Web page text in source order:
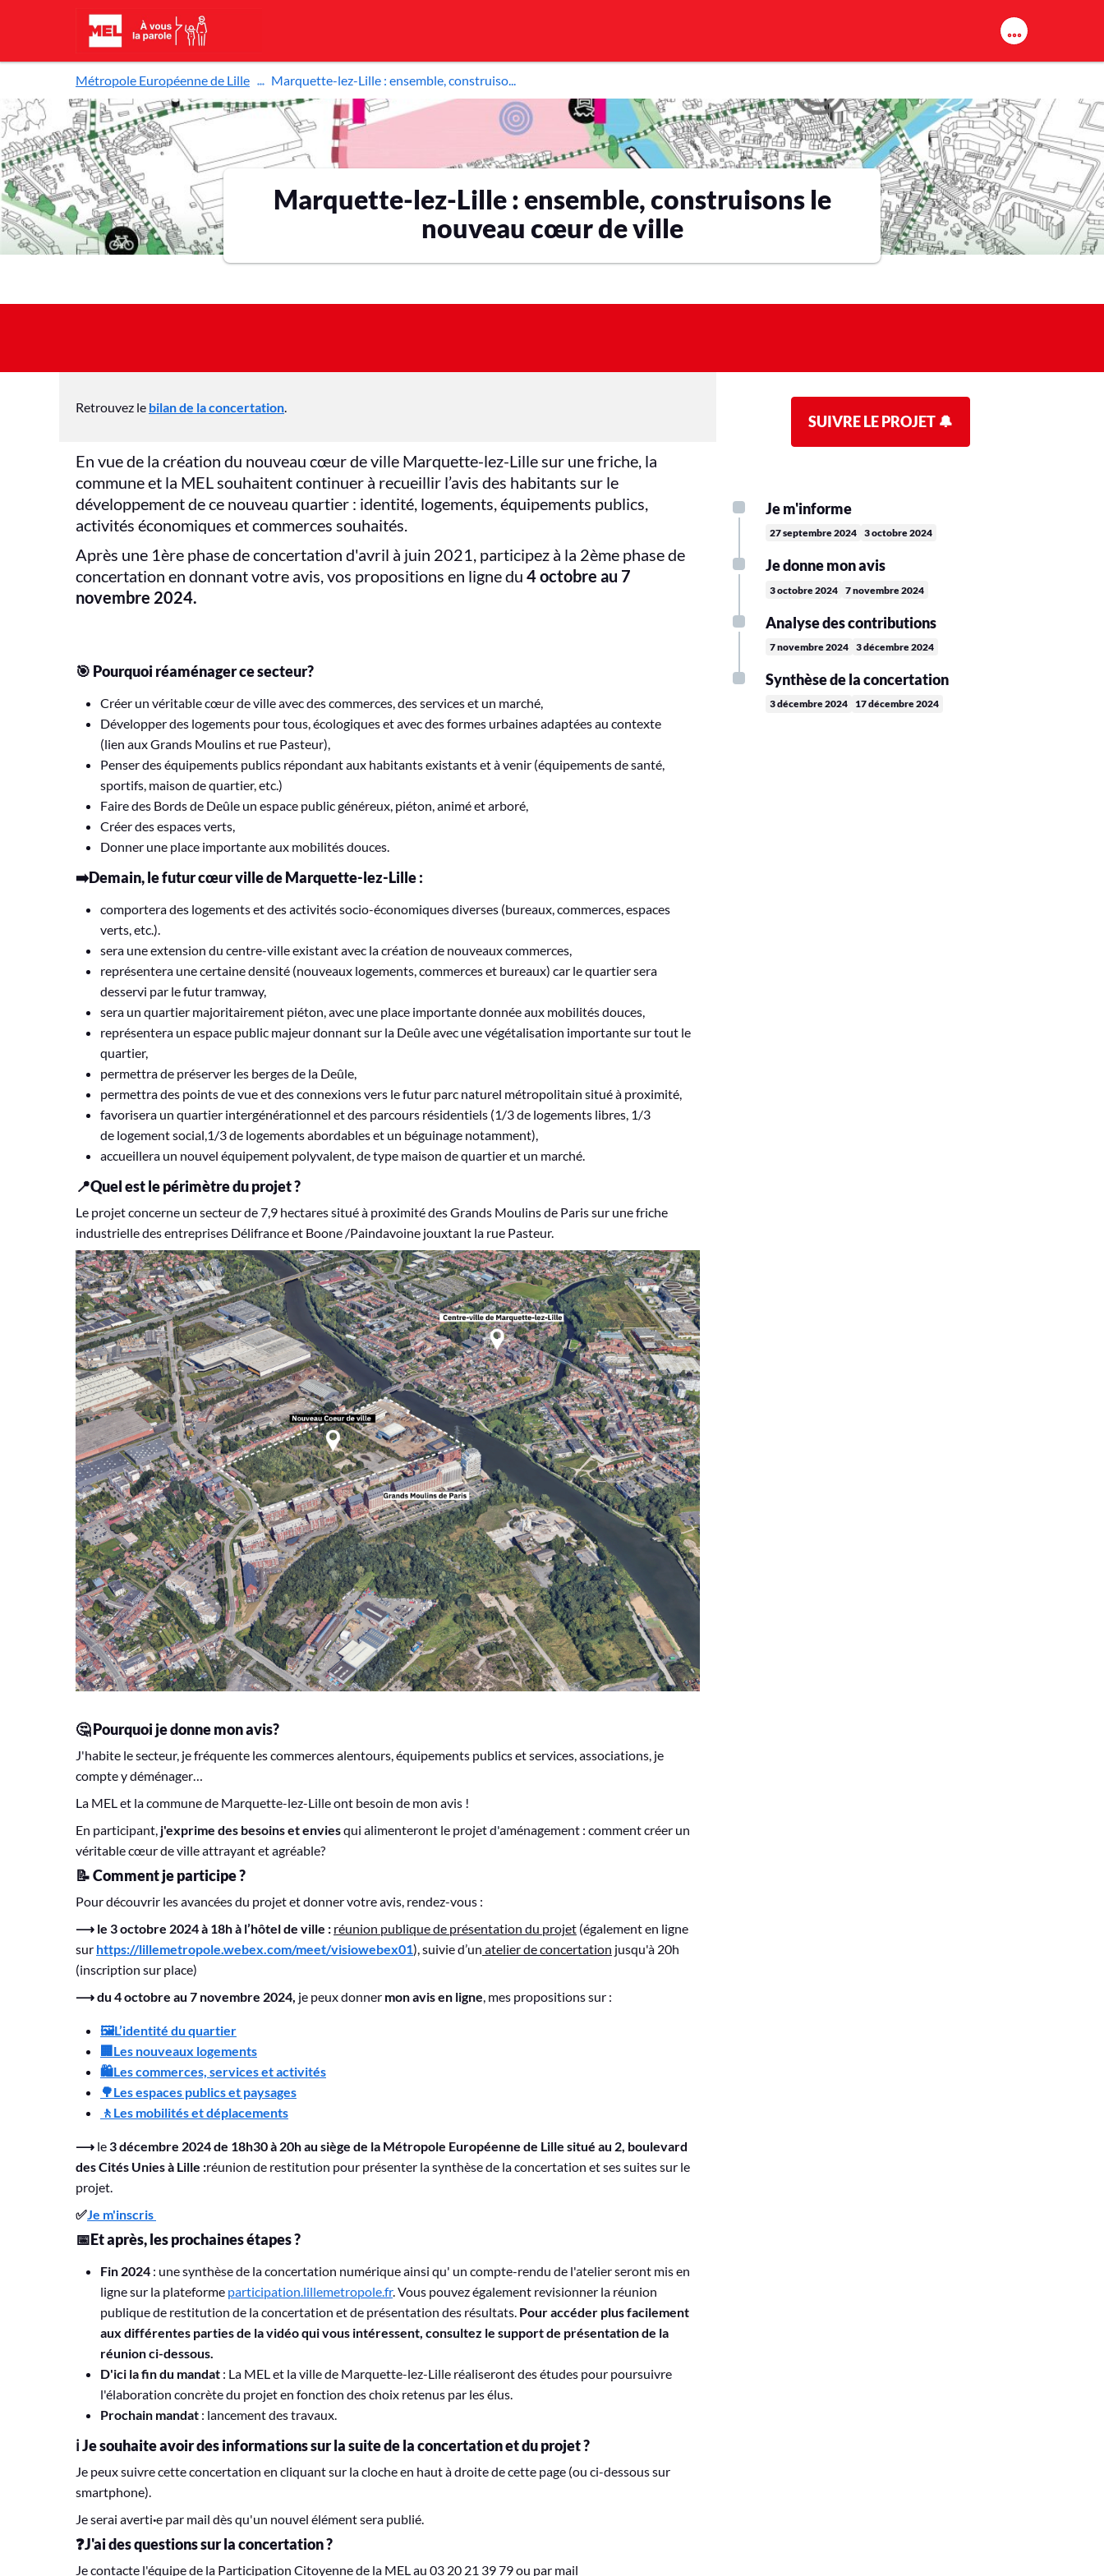
Aller au contenu principal
Métropole Européenne de Lille Marquette-lez-Lille : ensemble, construiso...
Marquette-lez-Lille : ensemble, construisons le
nouveau cœur de ville
SUIVRE LE PROJET 🔔
Je m'informe
27 septembre 2024 3 octobre 2024
Je donne mon avis
3 octobre 2024 7 novembre 2024
Analyse des contributions
7 novembre 2024 3 décembre 2024
Synthèse de la concertation
3 décembre 2024 17 décembre 2024
Retrouvez le bilan de la concertation.
En vue de la création du nouveau cœur de ville Marquette-lez-Lille sur une friche, la
commune et la MEL souhaitent continuer à recueillir l’avis des habitants sur le
développement de ce nouveau quartier : identité, logements, équipements publics,
activités économiques et commerces souhaités.
Après une 1ère phase de concertation d'avril à juin 2021, participez à la 2ème phase de
concertation en donnant votre avis, vos propositions en ligne du 4 octobre au 7
novembre 2024.
🎯 Pourquoi réaménager ce secteur?
Créer un véritable cœur de ville avec des commerces, des services et un marché,
Développer des logements pour tous, écologiques et avec des formes urbaines adaptées au contexte
(lien aux Grands Moulins et rue Pasteur),
Penser des équipements publics répondant aux habitants existants et à venir (équipements de santé,
sportifs, maison de quartier, etc.)
Faire des Bords de Deûle un espace public généreux, piéton, animé et arboré,
Créer des espaces verts,
Donner une place importante aux mobilités douces.
➡️Demain, le futur cœur ville de Marquette-lez-Lille :
comportera des logements et des activités socio-économiques diverses (bureaux, commerces, espaces
verts, etc.).
sera une extension du centre-ville existant avec la création de nouveaux commerces,
représentera une certaine densité (nouveaux logements, commerces et bureaux) car le quartier sera
desservi par le futur tramway,
sera un quartier majoritairement piéton, avec une place importante donnée aux mobilités douces,
représentera un espace public majeur donnant sur la Deûle avec une végétalisation importante sur tout le
quartier,
permettra de préserver les berges de la Deûle,
permettra des points de vue et des connexions vers le futur parc naturel métropolitain situé à proximité,
favorisera un quartier intergénérationnel et des parcours résidentiels (1/3 de logements libres, 1/3
de logement social,1/3 de logements abordables et un béguinage notamment),
accueillera un nouvel équipement polyvalent, de type maison de quartier et un marché.
📍Quel est le périmètre du projet ?
Le projet concerne un secteur de 7,9 hectares situé à proximité des Grands Moulins de Paris sur une friche
industrielle des entreprises Délifrance et Boone /Paindavoine jouxtant la rue Pasteur.
🤔 Pourquoi je donne mon avis?
J'habite le secteur, je fréquente les commerces alentours, équipements publics et services, associations, je
compte y déménager…
La MEL et la commune de Marquette-lez-Lille ont besoin de mon avis !
En participant, j'exprime des besoins et enviesqui alimenteront le projet d'aménagement : comment créer un
véritable cœur de ville attrayant et agréable?
📝 Comment je participe ?
Pour découvrir les avancées du projet et donner votre avis, rendez-vous :
⟶ le 3 octobre 2024 à 18h à l’hôtel de ville : réunion publique de présentation du projet (également en ligne
sur https://lillemetropole.webex.com/meet/visiowebex01), suivie d’un atelier de concertation jusqu'à 20h
(inscription sur place)
⟶ du 4 octobre au 7 novembre 2024, je peux donner mon avis en ligne, mes propositions sur :
🖼️L’identité du quartier
🏢Les nouveaux logements
🛍️Les commerces, services et activités
🌳Les espaces publics et paysages
🚶Les mobilités et déplacements
⟶ le 3 décembre 2024 de 18h30 à 20h au siège de la Métropole Européenne de Lille situé au 2, boulevard
des Cités Unies à Lille :réunion de restitution pour présenter la synthèse de la concertation et ses suites sur le
projet.
✅Je m'inscris
📅Et après, les prochaines étapes ?
Fin 2024 : une synthèse de la concertation numérique ainsi qu' un compte-rendu de l'atelier seront mis en
ligne sur la plateforme participation.lillemetropole.fr. Vous pouvez également revisionner la réunion
publique de restitution de la concertation et de présentation des résultats. Pour accéder plus facilement
aux différentes parties de la vidéo qui vous intéressent, consultez le support de présentation de la
réunion ci-dessous.
D'ici la fin du mandat : La MEL et la ville de Marquette-lez-Lille réaliseront des études pour poursuivre
l'élaboration concrète du projet en fonction des choix retenus par les élus.
Prochain mandat : lancement des travaux.
ℹ️ Je souhaite avoir des informations sur la suite de la concertation et du projet ?
Je peux suivre cette concertation en cliquant sur la cloche en haut à droite de cette page (ou ci-dessous sur
smartphone).
Je serai averti·e par mail dès qu'un nouvel élément sera publié.
❓J'ai des questions sur la concertation ?
Je contacte l'équipe de la Participation Citoyenne de la MEL au 03 20 21 39 79 ou par mail